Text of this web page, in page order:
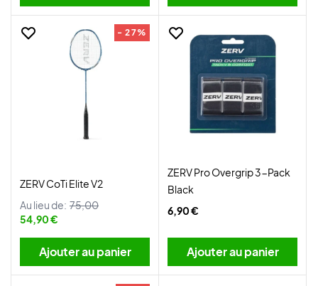
- 27%
ZERV CoTi Elite V2
Au lieu de: 75,00
54,90 €
Ajouter au panier
ZERV Pro Overgrip 3-Pack
Black
6,90 €
Ajouter au panier